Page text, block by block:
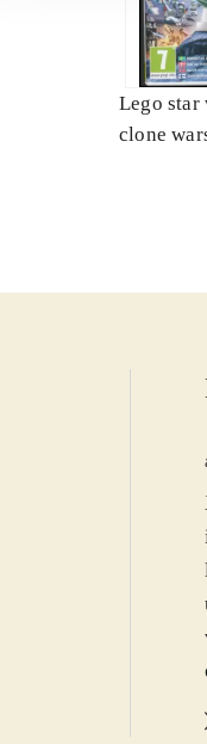
Lego star
clone